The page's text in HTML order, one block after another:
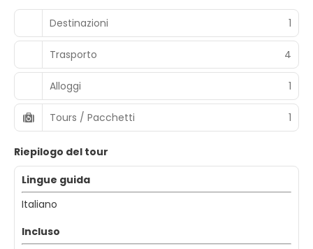
Destinazioni
1
Trasporto 4
Alloggi 1
Tours / Pacchetti 1
Riepilogo del tour
Lingue guida
Italiano
Incluso